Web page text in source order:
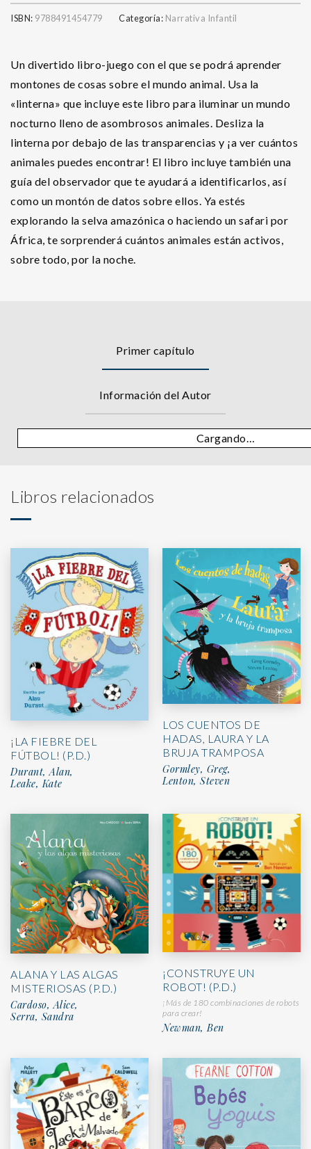
ISBN: 9788491454779 Categoría: Narrativa Infantil
Un divertido libro-juego con el que se podrá aprender
montones de cosas sobre el mundo animal. Usa la
«linterna» que incluye este libro para iluminar un mundo
nocturno lleno de asombrosos animales. Desliza la
linterna por debajo de las transparencias y ¡a ver cuántos
animales puedes encontrar! El libro incluye también una
guía del observador que te ayudará a identificarlos, así
como un montón de datos sobre ellos. Ya estés
explorando la selva amazónica o haciendo un safari por
África, te sorprenderá cuántos animales están activos,
sobre todo, por la noche.
Primer capítulo
Información del Autor
Cargando…
Libros relacionados
¡LA FIEBRE DEL
FÚTBOL! (P.D.)
Durant, Alan,
Leake, Kate
LOS CUENTOS DE
HADAS, LAURA Y LA
BRUJA TRAMPOSA
Gormley, Greg,
Lenton, Steven
ALANA Y LAS ALGAS
MISTERIOSAS (P.D.)
Cardoso, Alice,
Serra, Sandra
¡CONSTRUYE UN
ROBOT! (P.D.)
¡Más de 180 combinaciones de robots
para crear!
Newman, Ben